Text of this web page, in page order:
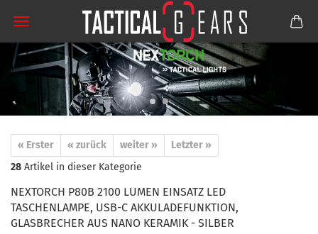
« Erster « zurück weiter »
Letzter »
28 Artikel in dieser Kategorie
NEXTORCH P80B 2100 LUMEN EINSATZ LED
TASCHENLAMPE, USB-C AKKULADEFUNKTION,
GLASBRECHER AUS NANO KERAMIK - SILBER